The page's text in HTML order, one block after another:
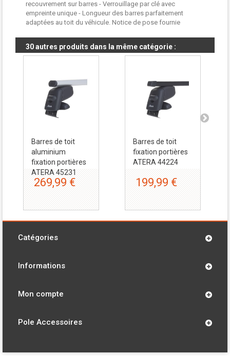
recouvrement sur barres - Verrouillage par clé avec
empreinte unique - Longueur des barres parfaitement
adaptées au toit du véhicule. Notice de pose fournie
30 autres produits dans la même catégorie :
Barres de toit
aluminium
fixation portières
ATERA 45231
269,99 €
Barres de toit
fixation portières
ATERA 44224
199,99 €
Catégories
Informations
Mon compte
Pole Accessoires